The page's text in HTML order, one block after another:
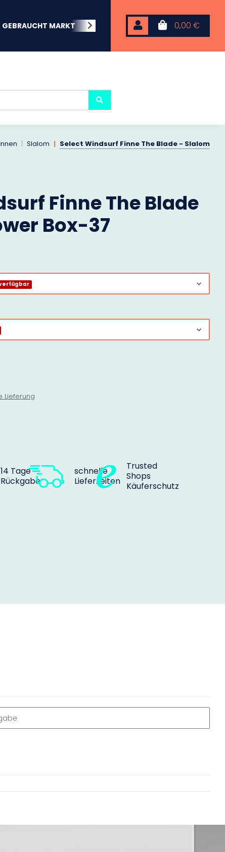
0,00 €
GEBRAUCHT MARKT BEACHWEAR NEOPREN
Slalom Select Windsurf Finne The Blade - Slalom
Finne The Blade
Box-37
Lieferung
14 Tage
Rückgabe
schnelle
Lieferzeiten
Trusted
Shops
Käuferschutz